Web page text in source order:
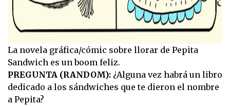
La novela gráfica/cómic sobre llorar de Pepita
Sandwich es un boom feliz.
PREGUNTA (RANDOM): ¿Alguna vez habrá un libro
dedicado a los sándwiches que te dieron el nombre
a Pepita?